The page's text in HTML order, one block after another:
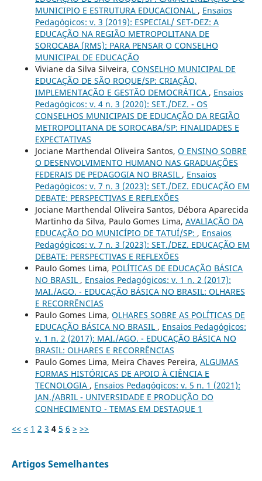
MUNICIPIO E ESTRUTURA EDUCACIONAL , Ensaios
Pedagógicos: v. 3 (2019): ESPECIAL/ SET-DEZ: A
EDUCAÇÃO NA REGIÃO METROPOLITANA DE
SOROCABA (RMS): PARA PENSAR O CONSELHO
MUNICIPAL DE EDUCAÇÃO
Viviane da Silva Silveira, CONSELHO MUNICIPAL DE
EDUCAÇÃO DE SÃO ROQUE/SP: CRIAÇÃO,
IMPLEMENTAÇÃO E GESTÃO DEMOCRÁTICA , Ensaios
Pedagógicos: v. 4 n. 3 (2020): SET./DEZ. - OS
CONSELHOS MUNICIPAIS DE EDUCAÇÃO DA REGIÃO
METROPOLITANA DE SOROCABA/SP: FINALIDADES E
EXPECTATIVAS
Jociane Marthendal Oliveira Santos, O ENSINO SOBRE
O DESENVOLVIMENTO HUMANO NAS GRADUAÇÕES
FEDERAIS DE PEDAGOGIA NO BRASIL , Ensaios
Pedagógicos: v. 7 n. 3 (2023): SET./DEZ. EDUCAÇÃO EM
DEBATE: PERSPECTIVAS E REFLEXÕES
Jociane Marthendal Oliveira Santos, Débora Aparecida
Martinho da Silva, Paulo Gomes Lima, AVALIAÇÃO DA
EDUCAÇÃO DO MUNICÍPIO DE TATUÍ/SP: , Ensaios
Pedagógicos: v. 7 n. 3 (2023): SET./DEZ. EDUCAÇÃO EM
DEBATE: PERSPECTIVAS E REFLEXÕES
Paulo Gomes Lima, POLÍTICAS DE EDUCAÇÃO BÁSICA
NO BRASIL , Ensaios Pedagógicos: v. 1 n. 2 (2017):
MAI./AGO. - EDUCAÇÃO BÁSICA NO BRASIL: OLHARES
E RECORRÊNCIAS
Paulo Gomes Lima, OLHARES SOBRE AS POLÍTICAS DE
EDUCAÇÃO BÁSICA NO BRASIL , Ensaios Pedagógicos:
v. 1 n. 2 (2017): MAI./AGO. - EDUCAÇÃO BÁSICA NO
BRASIL: OLHARES E RECORRÊNCIAS
Paulo Gomes Lima, Meira Chaves Pereira, ALGUMAS
FORMAS HISTÓRICAS DE APOIO À CIÊNCIA E
TECNOLOGIA , Ensaios Pedagógicos: v. 5 n. 1 (2021):
JAN./ABRIL - UNIVERSIDADE E PRODUÇÃO DO
CONHECIMENTO - TEMAS EM DESTAQUE 1
<< < 1 2 3 4 5 6 > >>
Artigos Semelhantes